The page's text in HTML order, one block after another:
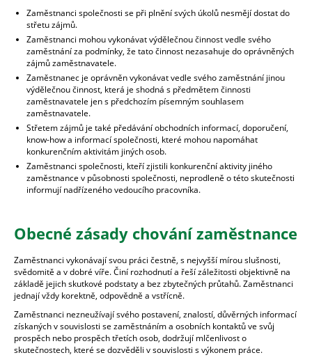
Zaměstnanci společnosti se při plnění svých úkolů nesmějí dostat do
střetu zájmů.
Zaměstnanci mohou vykonávat výdělečnou činnost vedle svého
zaměstnání za podmínky, že tato činnost nezasahuje do oprávněných
zájmů zaměstnavatele.
Zaměstnanec je oprávněn vykonávat vedle svého zaměstnání jinou
výdělečnou činnost, která je shodná s předmětem činnosti
zaměstnavatele jen s předchozím písemným souhlasem
zaměstnavatele.
Střetem zájmů je také předávání obchodních informací, doporučení,
know-how a informací společnosti, které mohou napomáhat
konkurenčním aktivitám jiných osob.
Zaměstnanci společnosti, kteří zjistili konkurenční aktivity jiného
zaměstnance v působnosti společnosti, neprodleně o této skutečnosti
informují nadřízeného vedoucího pracovníka.
Obecné zásady chování zaměstnance
Zaměstnanci vykonávají svou práci čestně, s nejvyšší mírou slušnosti,
svědomitě a v dobré víře. Činí rozhodnutí a řeší záležitosti objektivně na
základě jejich skutkové podstaty a bez zbytečných průtahů. Zaměstnanci
jednají vždy korektně, odpovědně a vstřícně.
Zaměstnanci nezneužívají svého postavení, znalostí, důvěrných informací
získaných v souvislosti se zaměstnáním a osobních kontaktů ve svůj
prospěch nebo prospěch třetích osob, dodržují mlčenlivost o
skutečnostech, které se dozvěděli v souvislosti s výkonem práce.